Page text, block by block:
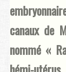
canaux de
nommé «